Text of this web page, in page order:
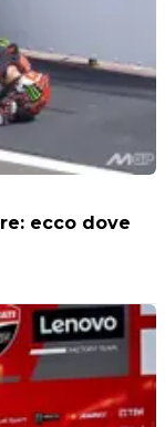
ecco dove